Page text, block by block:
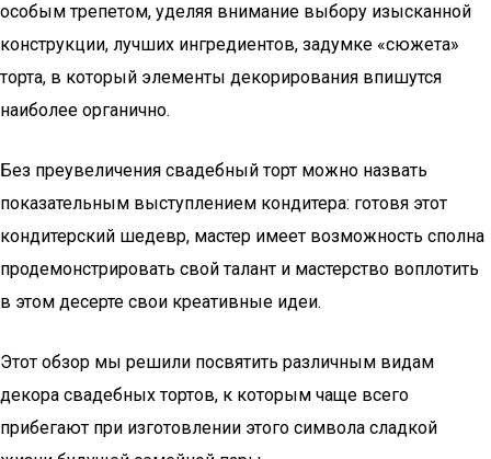
особым трепетом, уделяя внимание выбору изысканной
конструкции, лучших ингредиентов, задумке «сюжета»
торта, в который элементы декорирования впишутся
наиболее органично.
Без преувеличения свадебный торт можно назвать
показательным выступлением кондитера: готовя этот
кондитерский шедевр, мастер имеет возможность сполна
продемонстрировать свой талант и мастерство воплотить
в этом десерте свои креативные идеи.
Этот обзор мы решили посвятить различным видам
декора свадебных тортов, к которым чаще всего
прибегают при изготовлении этого символа сладкой